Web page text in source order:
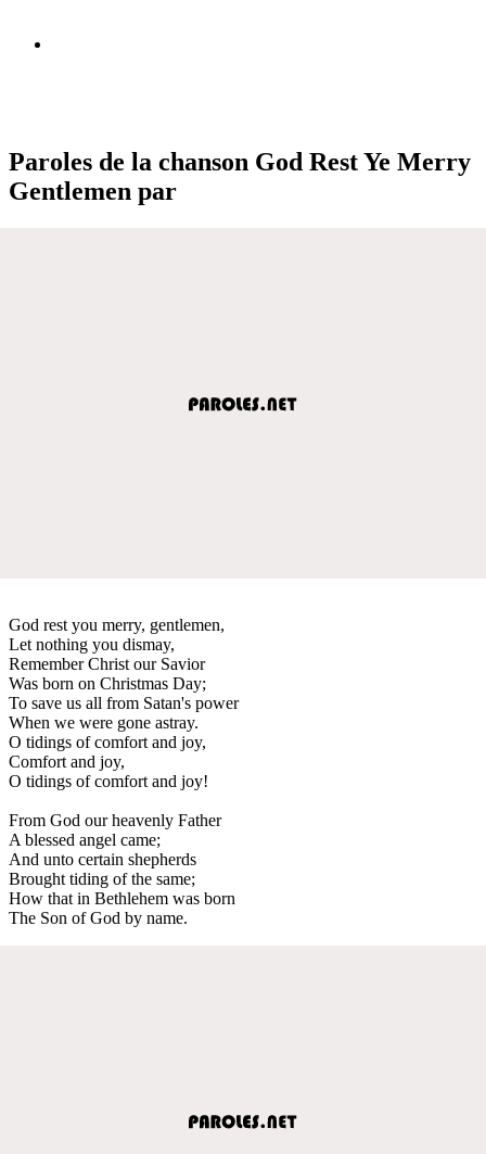
Paroles de la chanson God Rest Ye Merry
Gentlemen par
God rest you merry, gentlemen,
Let nothing you dismay,
Remember Christ our Savior
Was born on Christmas Day;
To save us all from Satan's power
When we were gone astray.
O tidings of comfort and joy,
Comfort and joy,
O tidings of comfort and joy!
From God our heavenly Father
A blessed angel came;
And unto certain shepherds
Brought tiding of the same;
How that in Bethlehem was born
The Son of God by name.